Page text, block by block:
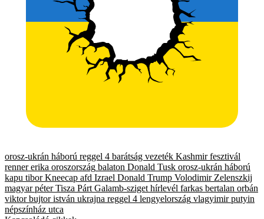
orosz-ukrán háború reggel 4 barátság vezeték Kashmir fesztivál
renner erika oroszország balaton Donald Tusk orosz-ukrán háború
kapu tibor Kneecap afd Izrael Donald Trump Volodimir Zelenszkij
magyar péter Tisza Párt Galamb-sziget hírlevél farkas bertalan orbán
viktor bujtor istván ukrajna reggel 4 lengyelország vlagyimir putyin
népszínház utca